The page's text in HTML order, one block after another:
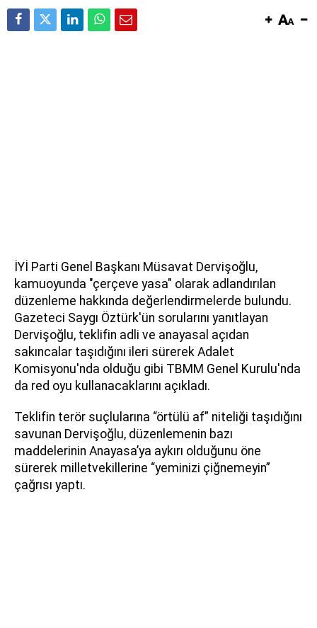
İYİ Parti Genel Başkanı Müsavat Dervişoğlu,
kamuoyunda "çerçeve yasa" olarak adlandırılan
düzenleme hakkında değerlendirmelerde bulundu.
Gazeteci Saygı Öztürk'ün sorularını yanıtlayan
Dervişoğlu, teklifin adli ve anayasal açıdan
sakıncalar taşıdığını ileri sürerek Adalet
Komisyonu'nda olduğu gibi TBMM Genel Kurulu'nda
da red oyu kullanacaklarını açıkladı.
Teklifin terör suçlularına “örtülü af” niteliği taşıdığını
savunan Dervişoğlu, düzenlemenin bazı
maddelerinin Anayasa’ya aykırı olduğunu öne
sürerek milletvekillerine “yeminizi çiğnemeyin”
çağrısı yaptı.